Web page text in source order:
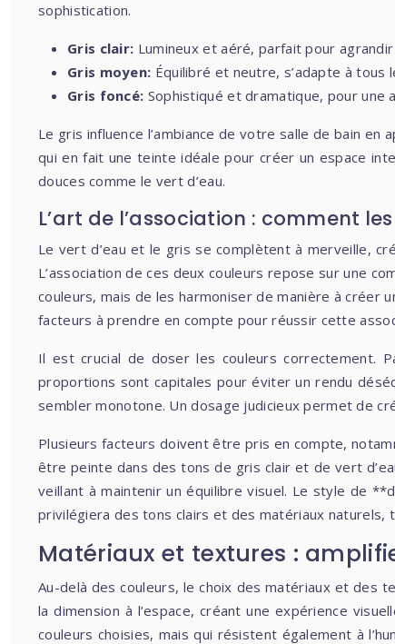
sophistication.
Gris clair: Lumineux et aéré, parfait pour agrandir
Gris moyen: Équilibré et neutre, s’adapte à tous
Gris foncé: Sophistiqué et dramatique, pour une
Le gris influence l’ambiance de votre salle de bain
qui en fait une teinte idéale pour créer un espace
douces comme le vert d’eau.
L’art de l’association : comment
Le vert d’eau et le gris se complètent à merveille,
L’association de ces deux couleurs repose sur une
couleurs, mais de les harmoniser de manière à créer
facteurs à prendre en compte pour réussir cette
Il est crucial de doser les couleurs correctement.
proportions sont capitales pour éviter un rendu
sembler monotone. Un dosage judicieux permet de
Plusieurs facteurs doivent être pris en compte,
être peinte dans des tons de gris clair et de vert
veillant à maintenir un équilibre visuel. Le style de
privilégiera des tons clairs et des matériaux naturels,
Matériaux et textures :
Au-delà des couleurs, le choix des matériaux et des
la dimension à l’espace, créant une expérience
couleurs choisies, mais qui résistent également à